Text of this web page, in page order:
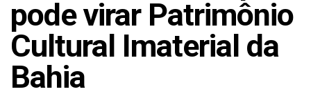
pode virar Patrimônio
Cultural Imaterial da
Bahia